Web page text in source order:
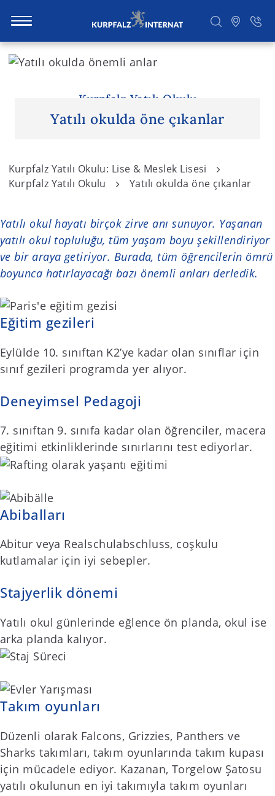
S
n
t
Kurpfalz Yatılı Okulu
Yatılı okulda öne çıkanlar
Kurpfalz Yatılı Okulu: Lise & Meslek Lisesi
Kurpfalz Yatılı Okulu
Yatılı okulda öne çıkanlar
Yatılı okul hayatı birçok zirve anı sunuyor. Yaşanan
yatılı okul topluluğu, tüm yaşam boyu şekillendiriyor
ve bir araya getiriyor. Burada, tüm öğrencilerin ömrü
boyunca hatırlayacağı bazı önemli anları derledik.
Eğitim gezileri
Eylülde 10. sınıftan K2’ye kadar olan sınıflar için
sınıf gezileri programda yer alıyor.
Deneyimsel Pedagoji
7. sınıftan 9. sınıfa kadar olan öğrenciler, macera
eğitimi etkinliklerinde sınırlarını test ediyorlar.
Abibalları
Abitur veya Realschulabschluss, coşkulu
kutlamalar için iyi sebepler.
Stajyerlik dönemi
Yatılı okul günlerinde eğlence ön planda, okul ise
arka planda kalıyor.
Takım oyunları
Düzenli olarak Falcons, Grizzies, Panthers ve
Sharks takımları, takım oyunlarında takım kupası
için mücadele ediyor. Kazanan, Torgelow Şatosu
yatılı okulunun en iyi takımıyla takım oyunları